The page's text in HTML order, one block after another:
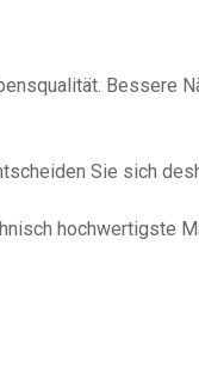
Bessere
Sie sich
hochwertigste